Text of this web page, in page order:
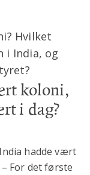
Hvilket
i India, og
koloni,
i dag?
hadde vært
For det første